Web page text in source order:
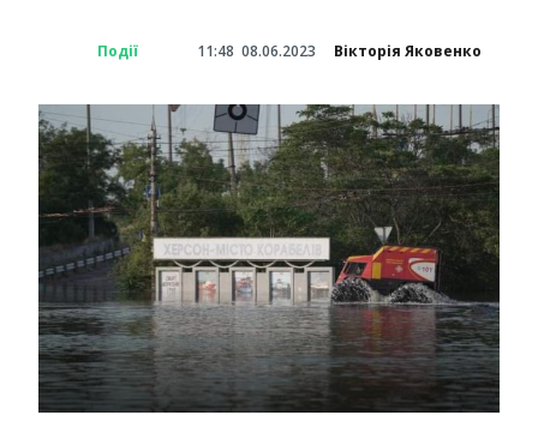
Події 11:48 08.06.2023 Вікторія Яковенко